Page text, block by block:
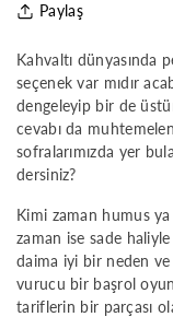
Paylaş
Kahvaltı dünyasında
seçenek var mıdır
dengeleyip bir de
cevabı da
sofralarımızda yer
dersiniz?
Kimi zaman humus
zaman ise sade
daima iyi bir neden
vurucu bir başrol
tariflerin bir parçası